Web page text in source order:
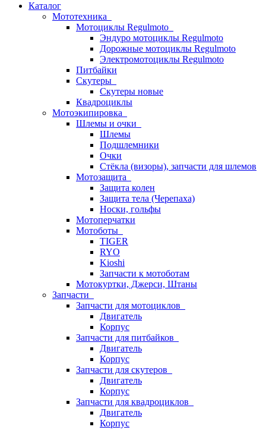
Каталог
Мототехника
Мотоциклы Regulmoto
Эндуро мотоциклы Regulmoto
Дорожные мотоциклы Regulmoto
Электромотоциклы Regulmoto
Питбайки
Скутеры
Скутеры новые
Квадроциклы
Мотоэкипировка
Шлемы и очки
Шлемы
Подшлемники
Очки
Стёкла (визоры), запчасти для шлемов
Мотозащита
Защита колен
Защита тела (Черепаха)
Носки, гольфы
Мотоперчатки
Мотоботы
TIGER
RYO
Kioshi
Запчасти к мотоботам
Мотокуртки, Джерси, Штаны
Запчасти
Запчасти для мотоциклов
Двигатель
Корпус
Запчасти для питбайков
Двигатель
Корпус
Запчасти для скутеров
Двигатель
Корпус
Запчасти для квадроциклов
Двигатель
Корпус